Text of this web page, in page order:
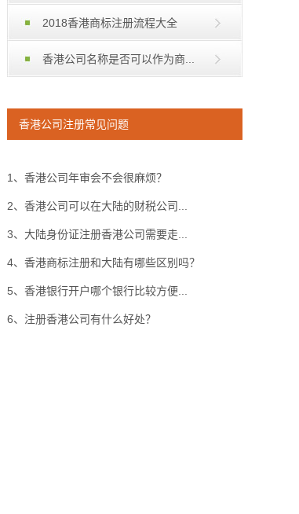
2018香港商标注册流程大全
香港公司名称是否可以作为商...
香港公司注册常见问题
1、香港公司年审会不会很麻烦？
2、香港公司可以在大陆的财税公司...
3、大陆身份证注册香港公司需要走...
4、香港商标注册和大陆有哪些区别吗？
5、香港银行开户哪个银行比较方便...
6、注册香港公司有什么好处？